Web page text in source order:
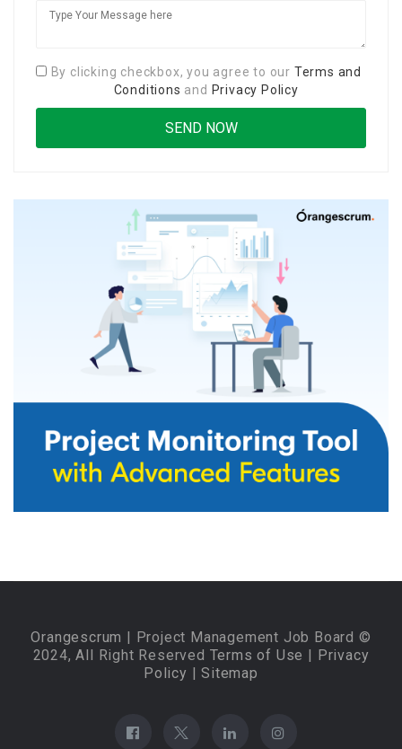
By clicking checkbox, you agree to our Terms and
Conditions and Privacy Policy
Orangescrum | Project Management Job Board ©
2024, All Right Reserved Terms of Use | Privacy
Policy |Sitemap